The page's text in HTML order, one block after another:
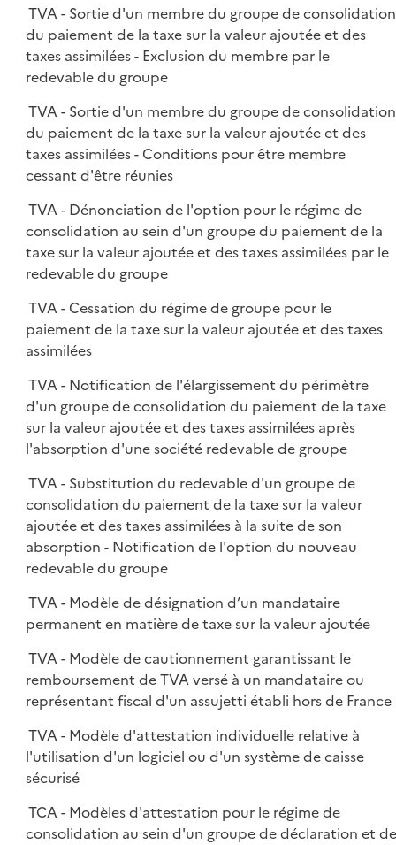
TVA - Sortie d'un membre du groupe de consolidation
du paiement de la taxe sur la valeur ajoutée et des
taxes assimilées - Exclusion du membre par le
redevable du groupe
TVA - Sortie d'un membre du groupe de consolidation
du paiement de la taxe sur la valeur ajoutée et des
taxes assimilées - Conditions pour être membre
cessant d'être réunies
TVA - Dénonciation de l'option pour le régime de
consolidation au sein d'un groupe du paiement de la
taxe sur la valeur ajoutée et des taxes assimilées par le
redevable du groupe
TVA - Cessation du régime de groupe pour le
paiement de la taxe sur la valeur ajoutée et des taxes
assimilées
TVA - Notification de l'élargissement du périmètre
d'un groupe de consolidation du paiement de la taxe
sur la valeur ajoutée et des taxes assimilées après
l'absorption d'une société redevable de groupe
TVA - Substitution du redevable d'un groupe de
consolidation du paiement de la taxe sur la valeur
ajoutée et des taxes assimilées à la suite de son
absorption - Notification de l'option du nouveau
redevable du groupe
TVA - Modèle de désignation d’un mandataire
permanent en matière de taxe sur la valeur ajoutée
TVA - Modèle de cautionnement garantissant le
remboursement de TVA versé à un mandataire ou
représentant fiscal d'un assujetti établi hors de France
TVA - Modèle d'attestation individuelle relative à
l'utilisation d'un logiciel ou d'un système de caisse
sécurisé
TCA - Modèles d'attestation pour le régime de
consolidation au sein d'un groupe de déclaration et de